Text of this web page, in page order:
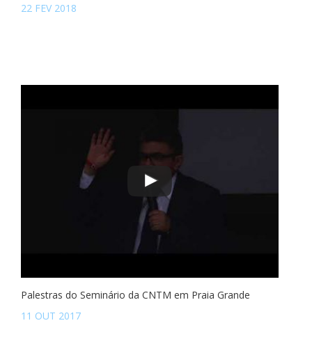
22 FEV 2018
Palestras do Seminário da CNTM em Praia Grande
11 OUT 2017